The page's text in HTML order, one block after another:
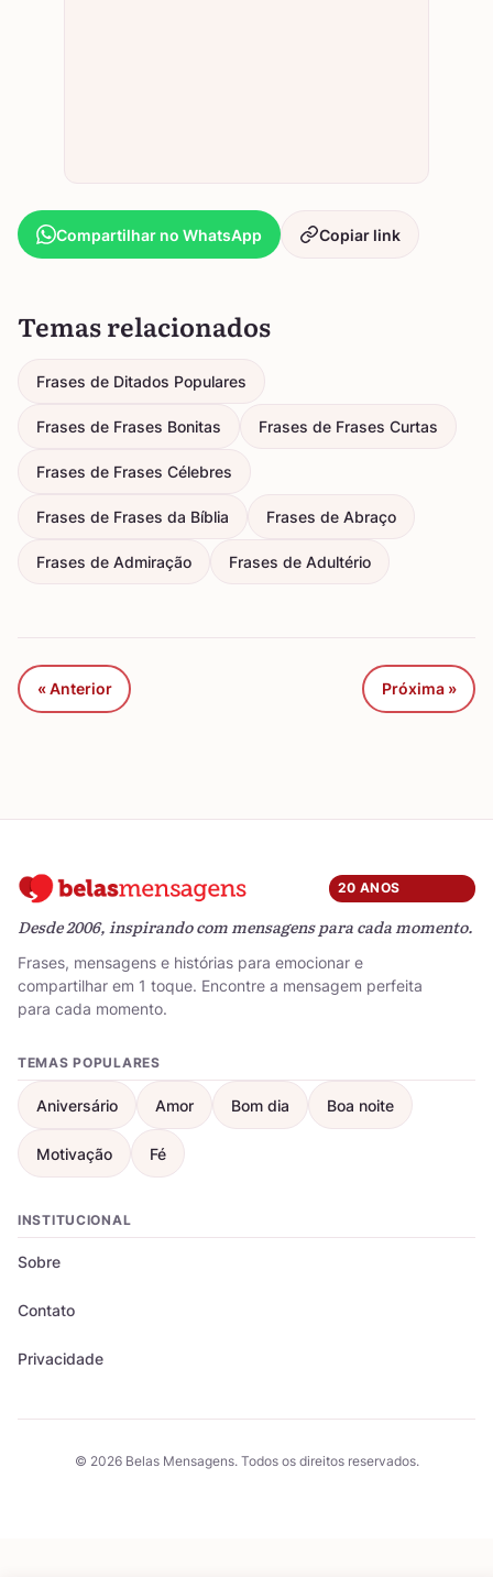
Compartilhar no WhatsApp Copiar link
Temas relacionados
Frases de Ditados Populares
Frases de Frases Bonitas Frases de Frases Curtas
Frases de Frases Célebres
Frases de Frases da Bíblia Frases de Abraço
Frases de Admiração Frases de Adultério
« Anterior Próxima »
20 ANOS
Desde 2006, inspirando com mensagens para cada momento.
Frases, mensagens e histórias para emocionar e
compartilhar em 1 toque. Encontre a mensagem perfeita
para cada momento.
TEMAS POPULARES
Aniversário Amor Bom dia Boa noite
Motivação Fé
INSTITUCIONAL
Sobre
Contato
Privacidade
© 2026 Belas Mensagens. Todos os direitos reservados.